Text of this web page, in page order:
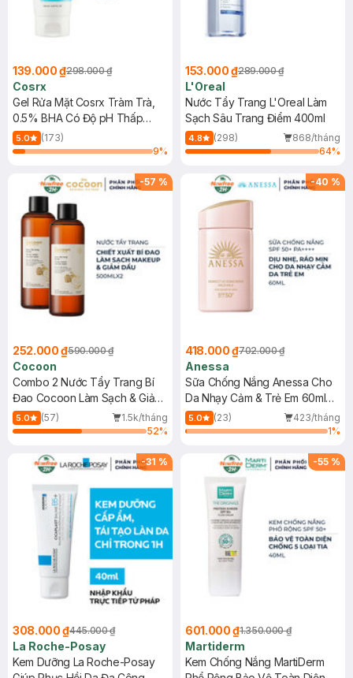
139.000 ₫298.000 ₫
Cosrx
Gel Rửa Mặt Cosrx Tràm Trà,
0.5% BHA Có Độ pH Thấp
150ml
5.0
(173)
9%
153.000 ₫289.000 ₫
L'Oreal
Nước Tẩy Trang L'Oreal Làm
Sạch Sâu Trang Điểm 400ml
4.8 (298)
868/tháng
64%
-57 %
252.000 ₫590.000 ₫
Cocoon
Combo 2 Nước Tẩy Trang Bí
Đao Cocoon Làm Sạch & Giảm
Dầu 500ml
5.0 (57)
1.5k/tháng
52%
-40 %
418.000 ₫702.000 ₫
Anessa
Sữa Chống Nắng Anessa Cho
Da Nhạy Cảm & Trẻ Em 60ml
(Mới)
5.0 (23)
423/tháng
1%
-31 %
308.000 ₫445.000 ₫
La Roche-Posay
Kem Dưỡng La Roche-Posay
-55 %
601.000 ₫1.350.000 ₫
Martiderm
Kem Chống Nắng MartiDerm